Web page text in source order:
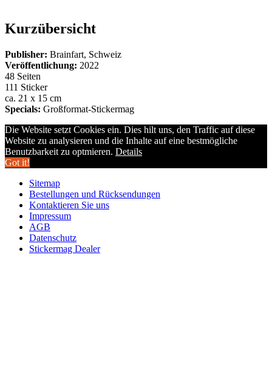
Kurzübersicht
Publisher: Brainfart, Schweiz
Veröffentlichung: 2022
48 Seiten
111 Sticker
ca. 21 x 15 cm
Specials: Großformat-Stickermag
Die Website setzt Cookies ein. Dies hilt uns, den Traffic auf diese
Website zu analysieren und die Inhalte auf eine bestmögliche
Benutzbarkeit zu optmieren. Details
Got it!
Sitemap
Bestellungen und Rücksendungen
Kontaktieren Sie uns
Impressum
AGB
Datenschutz
Stickermag Dealer